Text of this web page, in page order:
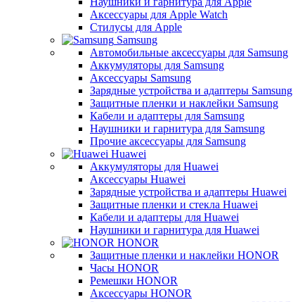
Аксессуары для Apple Watch
Стилусы для Apple
Samsung
Автомобильные аксессуары для Samsung
Аккумуляторы для Samsung
Аксессуары Samsung
Зарядные устройства и адаптеры Samsung
Защитные пленки и наклейки Samsung
Кабели и адаптеры для Samsung
Наушники и гарнитура для Samsung
Прочие аксессуары для Samsung
Huawei
Аккумуляторы для Huawei
Аксессуары Huawei
Зарядные устройства и адаптеры Huawei
Защитные пленки и стекла Huawei
Кабели и адаптеры для Huawei
Наушники и гарнитура для Huawei
HONOR
Защитные пленки и наклейки HONOR
Часы HONOR
Ремешки HONOR
Аксессуары HONOR